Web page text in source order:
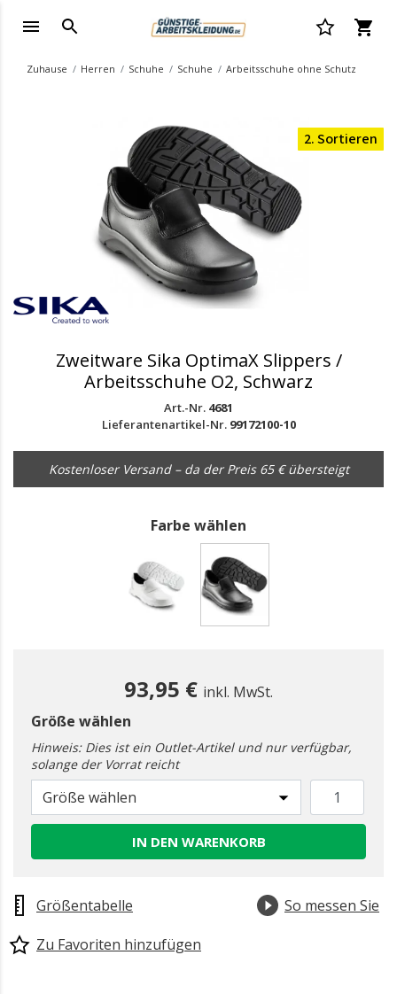
Zuhause Herren Schuhe Schuhe Arbeitsschuhe ohne Schutz
2. Sortieren
Zweitware Sika OptimaX Slippers /
Arbeitsschuhe O2, Schwarz
Art.-Nr. 4681
Lieferantenartikel-Nr. 99172100-10
Kostenloser Versand – da der Preis 65 € übersteigt
Farbe wählen
93,95 € inkl. MwSt.
Größe wählen
Hinweis: Dies ist ein Outlet-Artikel und nur verfügbar,
solange der Vorrat reicht
Größe wählen
IN DEN WARENKORB
Größentabelle
So messen Sie
Zu Favoriten hinzufügen